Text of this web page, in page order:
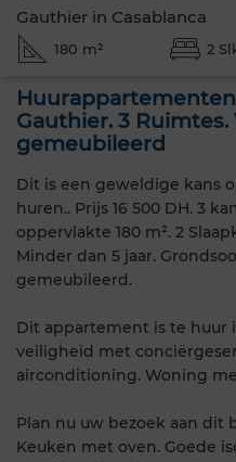
Gauthier in Casablanca
180 m² 2
Gauthier. 3 Ruimtes.
gemeubileerd
Dit is een geweldige kans
huren.. Prijs 16 500 DH. 3
oppervlakte 180 m². 2
Minder dan 5 jaar.
gemeubileerd.
Dit appartement is te huur
veiligheid met
airconditioning. Woning
Plan nu uw bezoek aan dit
Keuken met oven. Goede